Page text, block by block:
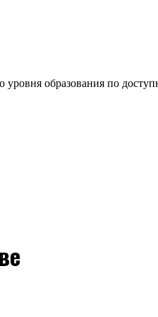
образования по